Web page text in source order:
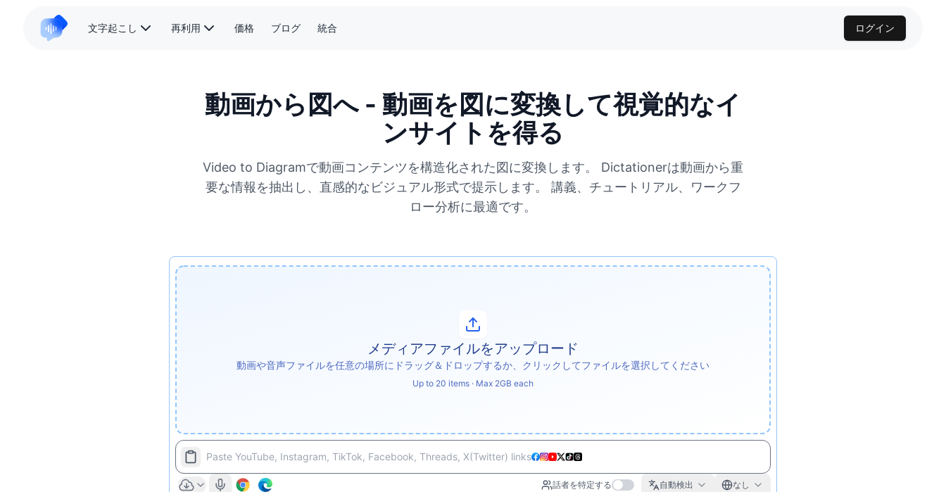
文字起こし 再利用 価格 ブログ 統合 ログイン
動画から図へ - 動画を図に変換して視覚的なイ
ンサイトを得る
Video to Diagramで動画コンテンツを構造化された図に変換します。 Dictationerは動画から重
要な情報を抽出し、直感的なビジュアル形式で提示します。 講義、チュートリアル、ワークフ
ロー分析に最適です。
メディアファイルをアップロード
動画や音声ファイルを任意の場所にドラッグ＆ドロップするか、クリックしてファイルを選択してください
Up to 20 items · Max 2GB each
Paste YouTube, Instagram, TikTok, Facebook, Threads, X(Twitter) links
話者を特定する 自動検出 なし